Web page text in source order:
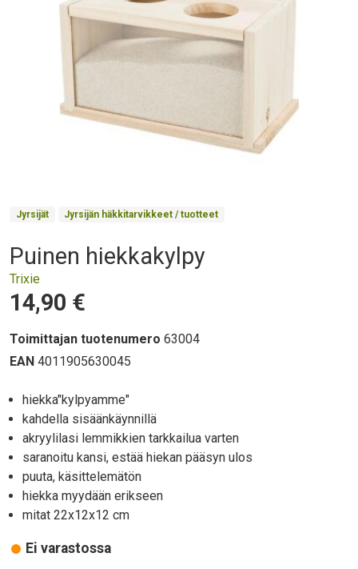
Product Collections
Jyrsijät Jyrsijän häkkitarvikkeet / tuotteet
Otsikko
Puinen hiekkakylpy
Trixie
Hinta
14,90 €
Toimittajan tuotenumero 63004
EAN 4011905630045
Bodyhiekka"kylpyamme"
kahdella sisäänkäynnillä
akryylilasi lemmikkien tarkkailua varten
saranoitu kansi, estää hiekan pääsyn ulos
puuta, käsittelemätön
hiekka myydään erikseen
mitat 22x12x12 cm
Ei varastossa